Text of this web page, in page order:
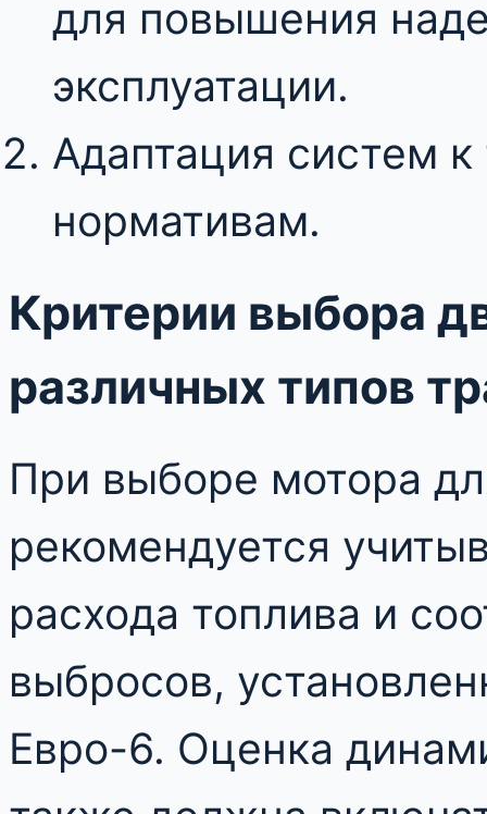
для повышения
эксплуатации.
Адаптация систем
нормативам.
Критерии выбора
различных типов
При выборе мотора
рекомендуется
расхода топлива и
выбросов,
Евро-6. Оценка